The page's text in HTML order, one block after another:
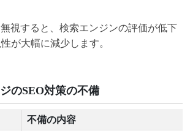
視すると、検索エンジンの評価が低下
が大幅に減少します。
のSEO対策の不備
不備の内容